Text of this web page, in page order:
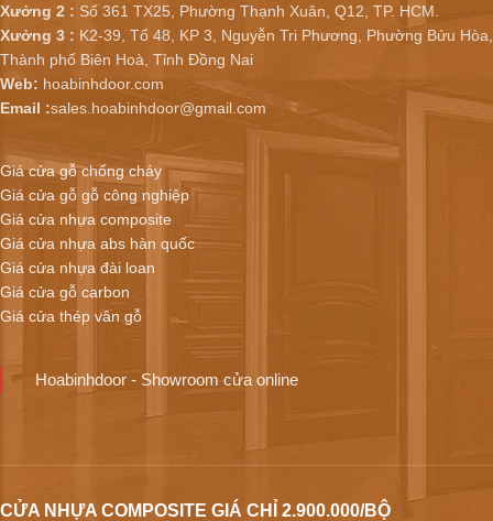
Xưởng 2 : Số 361 TX25, Phường Thạnh Xuân, Q12, TP. HCM.
Xưởng 3 : K2-39, Tổ 48, KP 3, Nguyễn Tri Phương, Phường Bửu Hòa,
Thành phố Biên Hoà, Tỉnh Đồng Nai
Web: hoabinhdoor.com
Email :sales.hoabinhdoor@gmail.com
Giá cửa gỗ chống cháy
Giá cửa gỗ gỗ công nghiệp
Giá cửa nhựa composite
Giá cửa nhựa abs hàn quốc
Giá cửa nhựa đài loan
Giá cửa gỗ carbon
Giá cửa thép vân gỗ
Hoabinhdoor - Showroom cửa online
CỬA NHỰA COMPOSITE GIÁ CHỈ 2.900.000/BỘ